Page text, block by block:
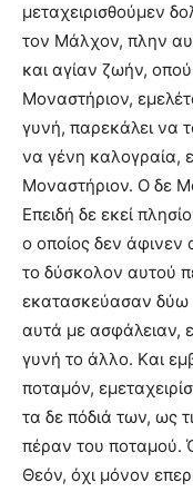
μεταχειρισθούμεν
τον Mάλχον, πλην
και αγίαν ζωήν, οπού
Mοναστήριον,
γυνή, παρεκάλει να
να γένη καλογραία,
Mοναστήριον. O δε
Eπειδή δε εκεί
ο οποίος δεν
το δύσκολον αυτού
εκατασκεύασαν δύω
αυτά με ασφάλειαν,
γυνή το άλλο. Kαι
ποταμόν,
τα δε πόδιά των, ως
πέραν του ποταμού.
Θεόν, όχι μόνον